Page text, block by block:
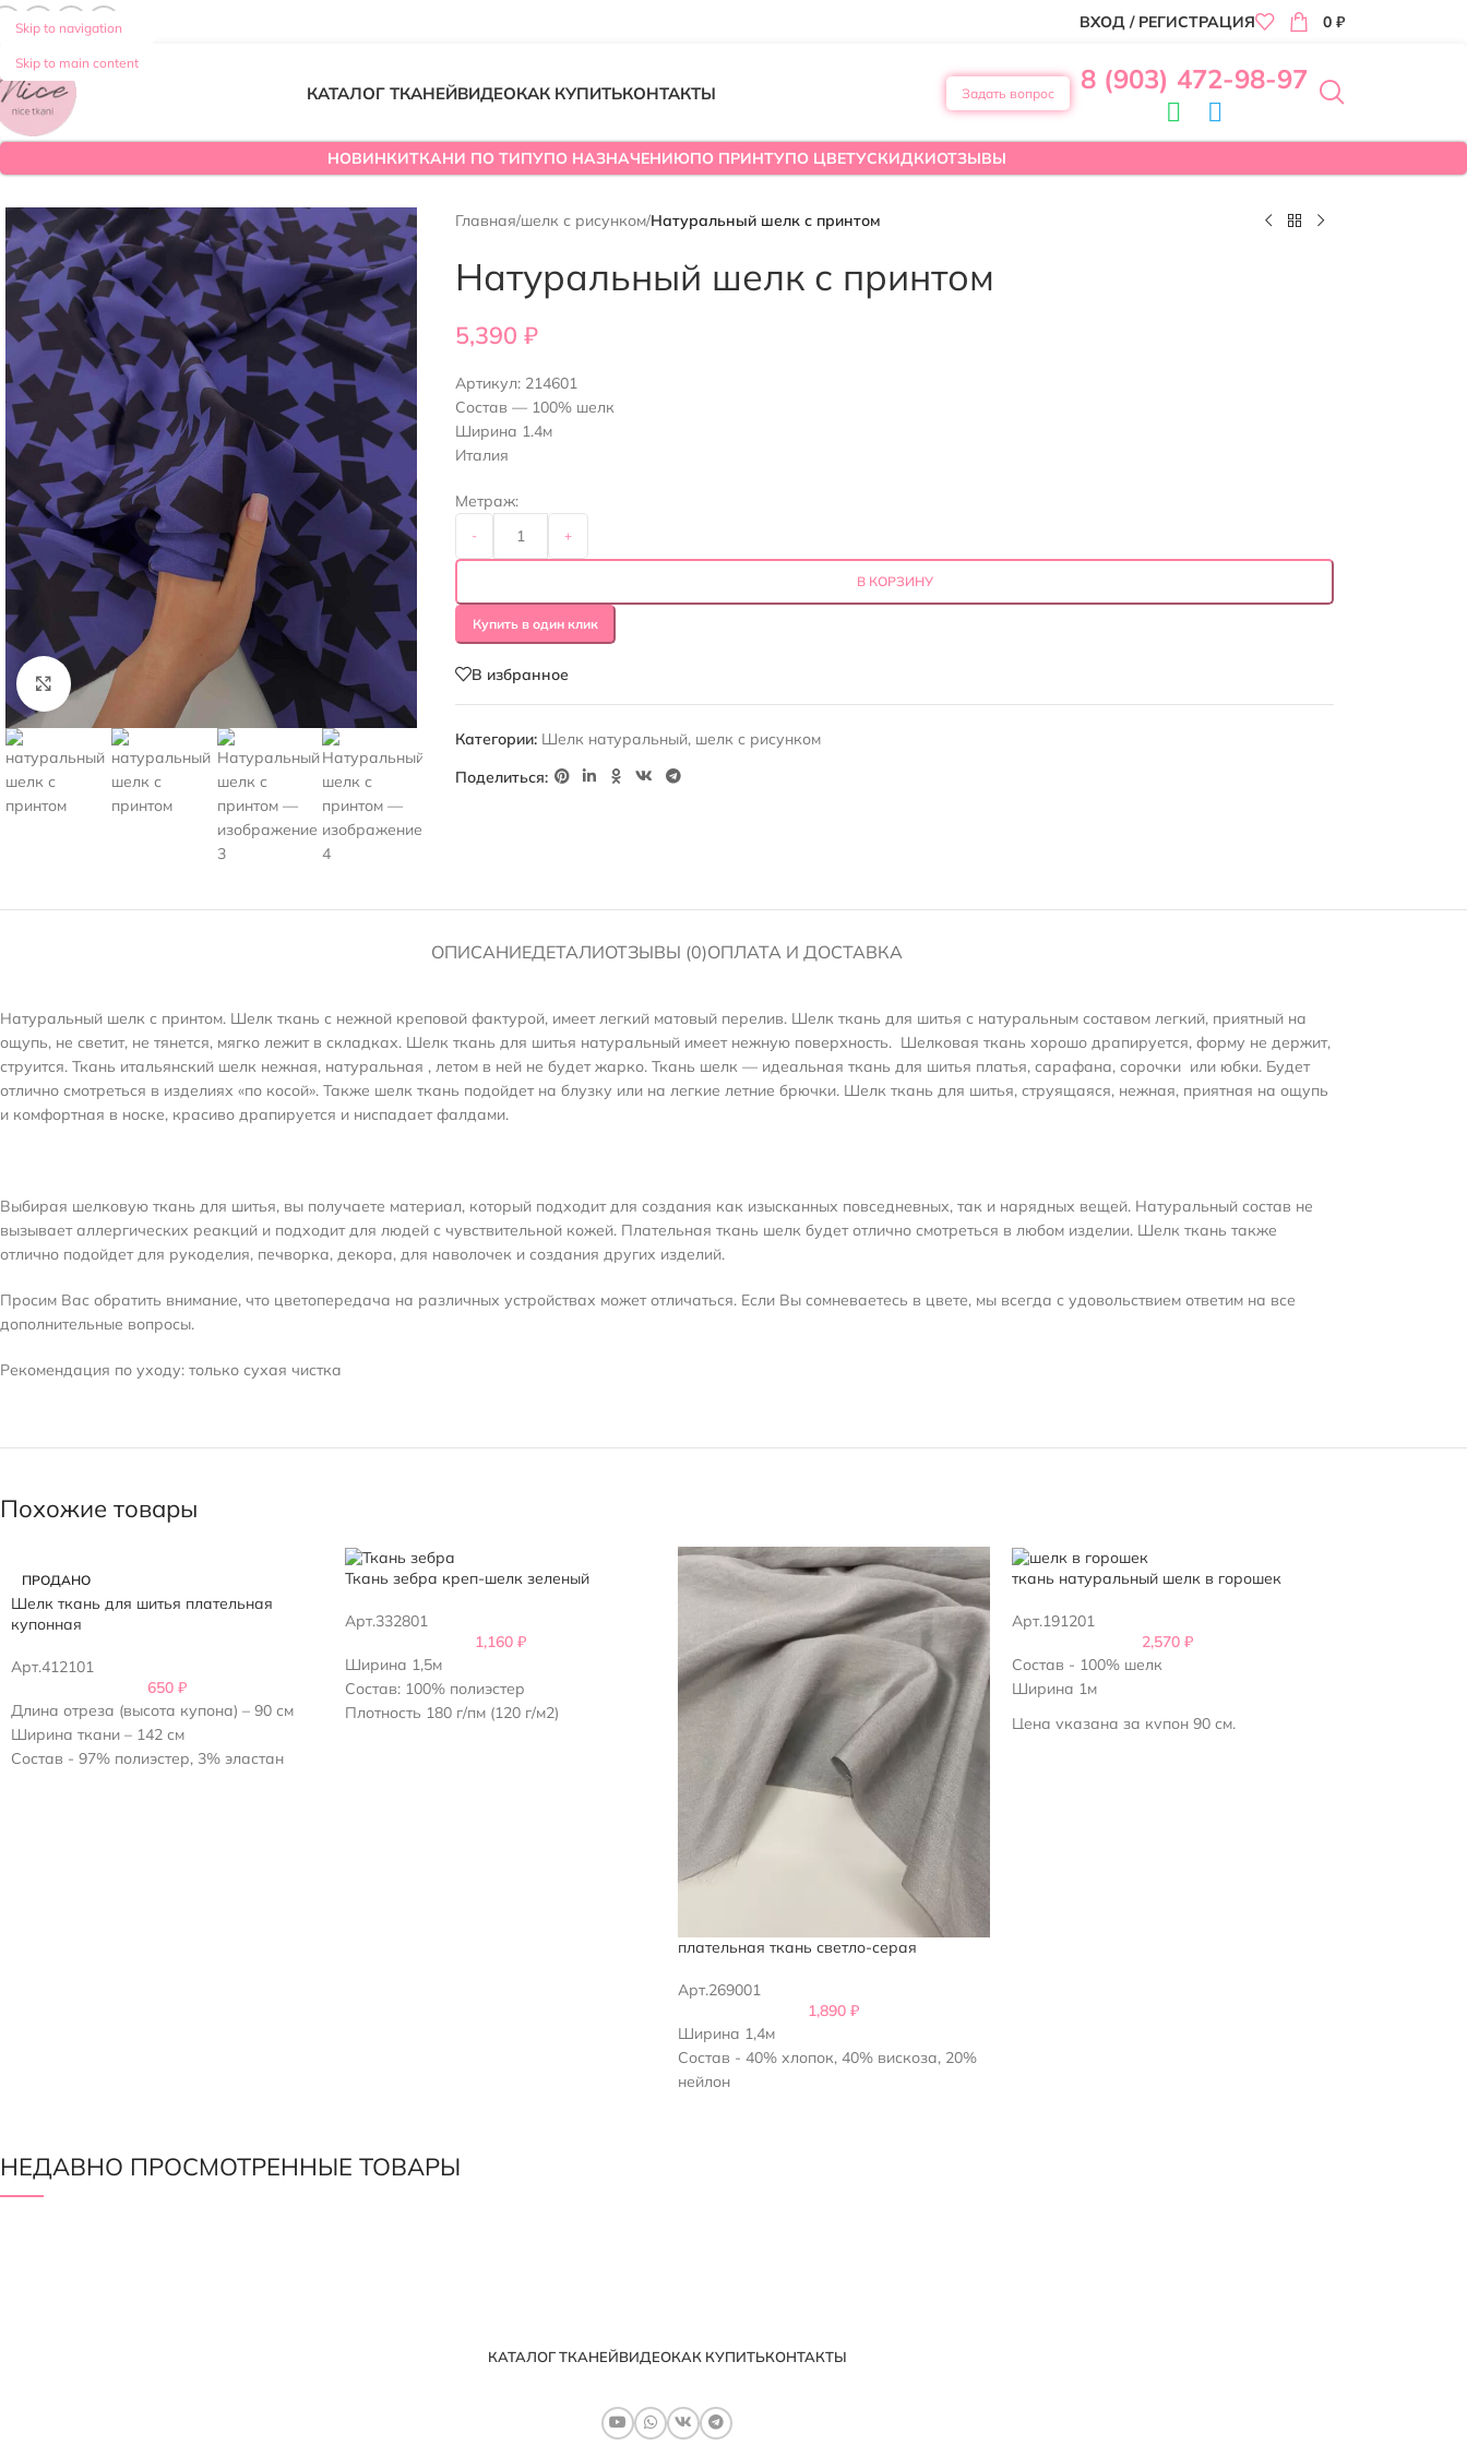
Skip to navigation
Skip to main content
ВХОД / РЕГИСТРАЦИЯ 0 ₽
КАТАЛОГ ТКАНЕЙВИДЕОКАК КУПИТЬКОНТАКТЫ Задать вопрос 8 (903) 472-98-97
НОВИНКИТКАНИ ПО ТИПУПО НАЗНАЧЕНИЮПО ПРИНТУПО ЦВЕТУСКИДКИОТЗЫВЫ
Нажмите, чтобы увеличить
Главная/шелк с рисунком/Натуральный шелк с принтом
Натуральный шелк с принтом
5,390₽
Артикул: 214601
Состав — 100% шелк
Ширина 1.4м
Италия
Метраж:
- +
В КОРЗИНУ
Купить в один клик
В избранное
Категории: Шелк натуральный, шелк с рисунком
Поделиться:
ОПИСАНИЕДЕТАЛИОТЗЫВЫ (0)ОПЛАТА И ДОСТАВКА
Натуральный шелк с принтом. Шелк ткань с нежной креповой фактурой, имеет легкий матовый перелив. Шелк ткань для шитья с натуральным составом легкий, приятный на
ощупь, не светит, не тянется, мягко лежит в складках. Шелк ткань для шитья натуральный имеет нежную поверхность. Шелковая ткань хорошо драпируется, форму не держит,
струится. Ткань итальянский шелк нежная, натуральная , летом в ней не будет жарко. Ткань шелк — идеальная ткань для шитья платья, сарафана, сорочки или юбки. Будет
отлично смотреться в изделиях «по косой». Также шелк ткань подойдет на блузку или на легкие летние брючки. Шелк ткань для шитья, струящаяся, нежная, приятная на ощупь
и комфортная в носке, красиво драпируется и ниспадает фалдами.
Выбирая шелковую ткань для шитья, вы получаете материал, который подходит для создания как изысканных повседневных, так и нарядных вещей. Натуральный состав не
вызывает аллергических реакций и подходит для людей с чувствительной кожей. Плательная ткань шелк будет отлично смотреться в любом изделии. Шелк ткань также
отлично подойдет для рукоделия, печворка, декора, для наволочек и создания других изделий.
Просим Вас обратить внимание, что цветопередача на различных устройствах может отличаться. Если Вы сомневаетесь в цвете, мы всегда с удовольствием ответим на все
дополнительные вопросы.
Рекомендация по уходу: только сухая чистка
Похожие товары
ПРОДАНО
Шелк ткань для шитья плательная
купонная
Арт.412101
650 ₽
Длина отреза (высота купона) – 90 см
Ширина ткани – 142 см
Состав - 97% полиэстер, 3% эластан
Ткань зебра креп-шелк зеленый
Арт.332801
1,160 ₽
Ширина 1,5м
Состав: 100% полиэстер
Плотность 180 г/пм (120 г/м2)
плательная ткань светло-серая
Арт.269001
1,890₽
Ширина 1,4м
Состав - 40% хлопок, 40% вискоза, 20%
нейлон
ткань натуральный шелк в горошек
Арт.191201
2,570 ₽
Состав - 100% шелк
Ширина 1м
Цена указана за купон 90 см.
НЕДАВНО ПРОСМОТРЕННЫЕ ТОВАРЫ
КАТАЛОГ ТКАНЕЙВИДЕОКАК КУПИТЬКОНТАКТЫ